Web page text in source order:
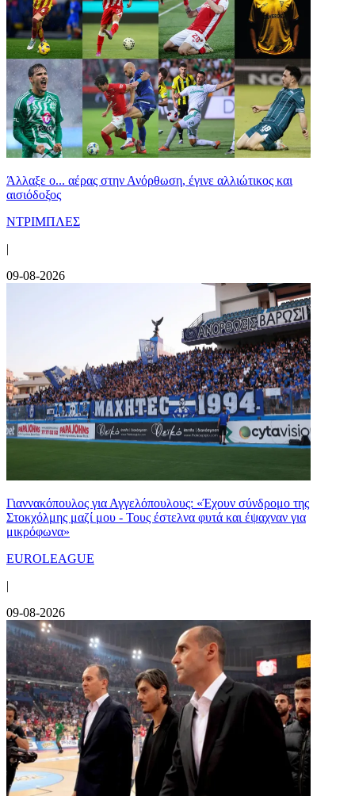
Άλλαξε ο... αέρας στην Ανόρθωση, έγινε αλλιώτικος και
αισιόδοξος
ΝΤΡΙΜΠΛΕΣ
|
09-08-2026
Γιαννακόπουλος για Αγγελόπουλους: «Έχουν σύνδρομο της
Στοκχόλμης μαζί μου - Τους έστελνα φυτά και έψαχναν για
μικρόφωνα»
EUROLEAGUE
|
09-08-2026